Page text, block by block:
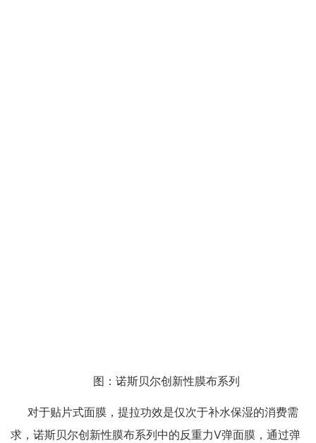
图：诺斯贝尔创新性膜布系列
对于贴片式面膜，提拉功效是仅次于补水保湿的消费需
求，诺斯贝尔创新性膜布系列中的反重力V弹面膜，通过弹